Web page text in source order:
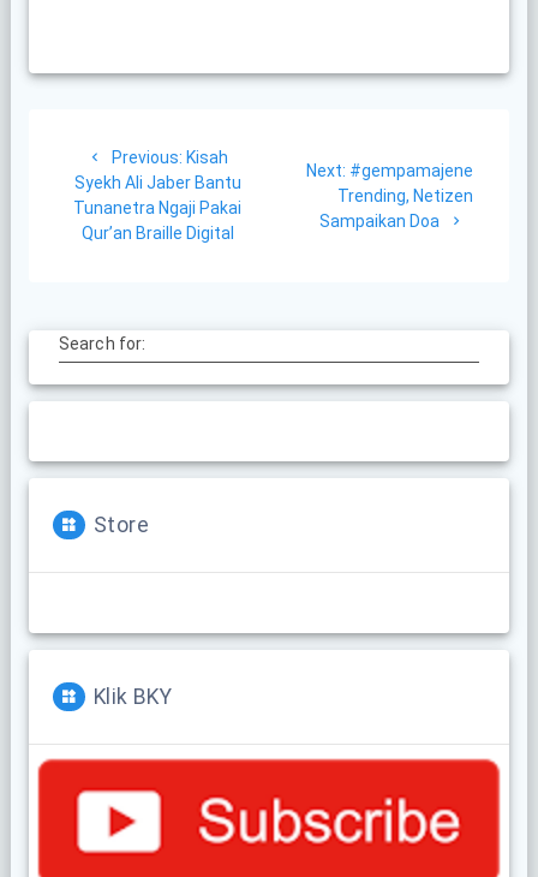
navigation
Previous: Previous
post:
Kisah
Syekh Ali Jaber Bantu
Tunanetra Ngaji Pakai
Qur’an Braille Digital
Next: Next
post:
#gempamajene
Trending, Netizen
Sampaikan Doa
Search for:
Store
Klik BKY